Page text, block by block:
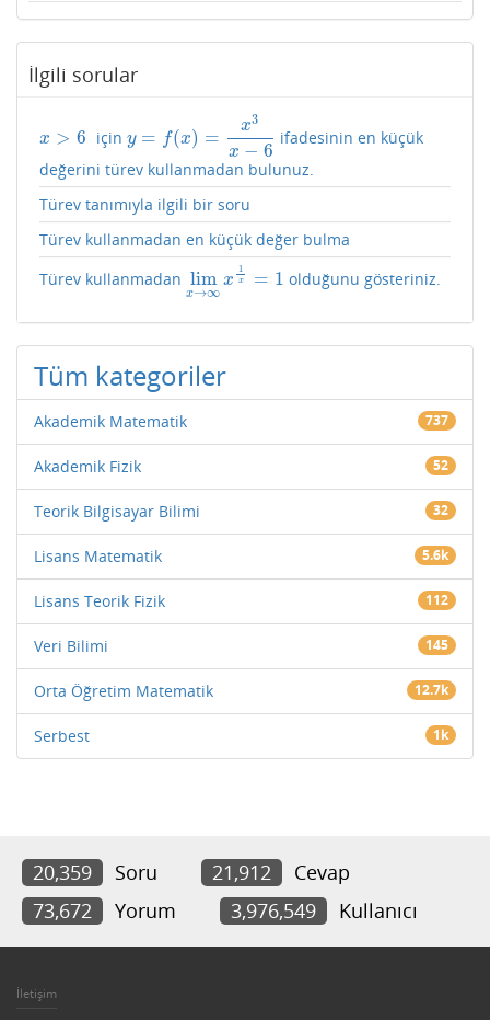
İlgili sorular
x > 6
x> 6 için y = f(x) = x3
x − 6
y=f(x =x3x −6
ifadesinin en küçük
değerini türev kullanmadan bulunuz.
Türev tanımıyla ilgili bir soru
Türev kullanmadan en küçük değer bulma
Türev kullanmadan lim
x→∞
x
1
x = 1
limx→∞x 1x= 1 olduğunu gösteriniz.
Tüm kategoriler
Akademik Matematik 737
Akademik Fizik 52
Teorik Bilgisayar Bilimi 32
Lisans Matematik 5.6k
Lisans Teorik Fizik 112
Veri Bilimi 145
Orta Öğretim Matematik 12.7k
Serbest 1k
20,359 Soru 21,912
Cevap
73,672
Yorum 3,976,549 Kullanıcı
İletişim